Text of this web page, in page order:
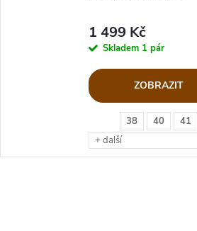
38 40
41
+ další
1 499 Kč
Skladem 1 pár
ZOBRAZIT